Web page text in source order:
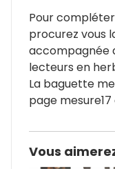
Pour
procurez vous
accompagnée
lecteurs en
La baguette
page
Vous